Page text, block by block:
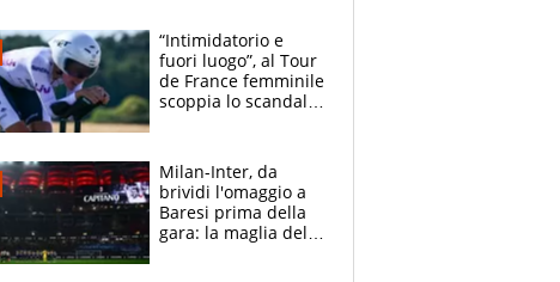
“Intimidatorio e
fuori luogo”, al Tour
de France femminile
scoppia lo scandalo:
atlete
Milan-Inter, da
brividi l'omaggio a
Baresi prima della
gara: la maglia del